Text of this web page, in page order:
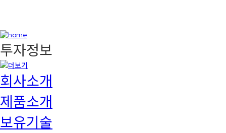
투자정보
회사소개
제품소개
보유기술